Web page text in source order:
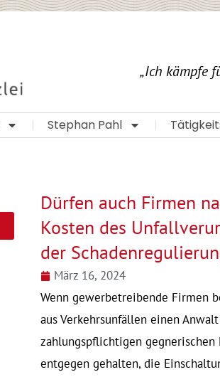
„Ich kämpfe
Stephan Pahl
Dürfen auch Firmen
Kosten des
der
März 16, 2024
Wenn gewerbetreibende Firmen
aus Verkehrsunfällen einen
zahlungspflichtigen
entgegen gehalten, die